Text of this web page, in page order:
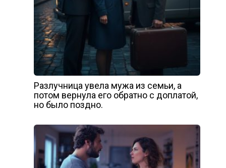
Разлучница увела мужа из семьи, а
потом вернула его обратно с доплатой,
но было поздно.